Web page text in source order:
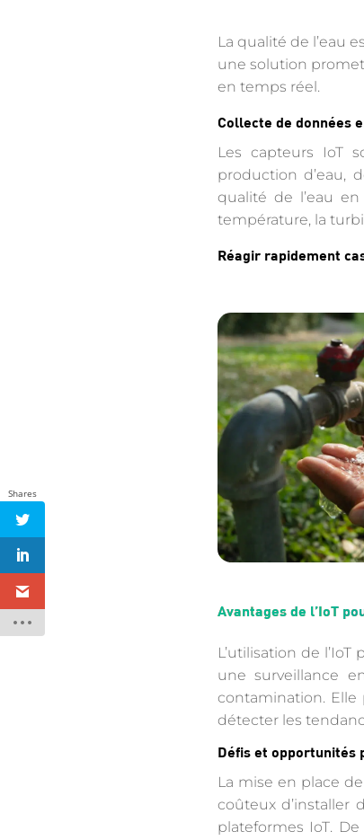
La qualité de l’eau
une solution
en temps réel.
Collecte de données
Les capteurs IoT
production d’eau,
qualité de l’eau
température, la
Réagir rapidement
Avantages de l’IoT
L’utilisation de
une surveillance
contamination.
détecter les
Défis et opportunités
La mise en place
coûteux d’installer
plateformes IoT.
Shares